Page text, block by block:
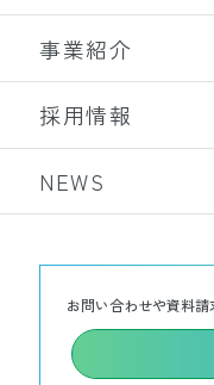
事業紹介
採用情報
NEWS
お問い合わせや資料